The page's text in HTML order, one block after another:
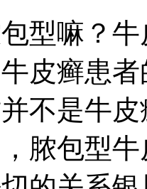
型嘛？
皮癣患
不是牛
脓包型